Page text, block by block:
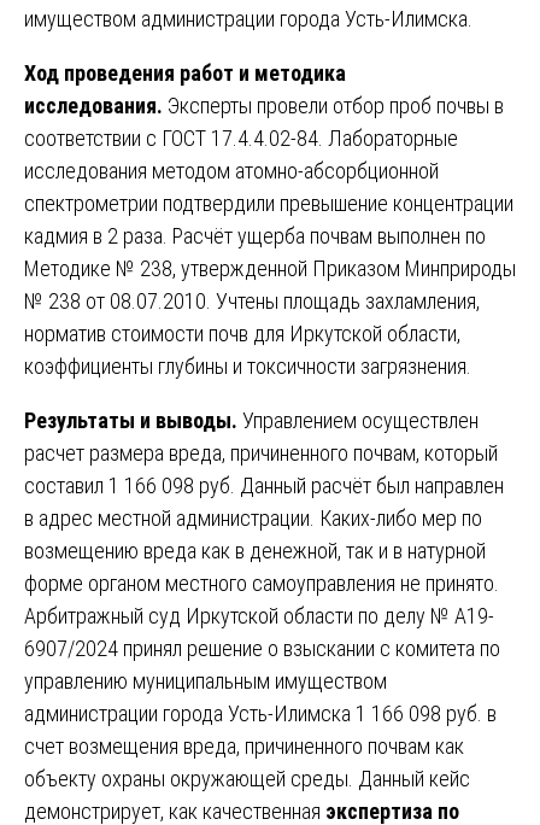
имуществом администрации города Усть-Илимска.
Ход проведения работ и методика
исследования. Эксперты провели отбор проб почвы в
соответствии с ГОСТ 17.4.4.02-84. Лабораторные
исследования методом атомно-абсорбционной
спектрометрии подтвердили превышение концентрации
кадмия в 2 раза. Расчёт ущерба почвам выполнен по
Методике № 238, утвержденной Приказом Минприроды
№ 238 от 08.07.2010. Учтены площадь захламления,
норматив стоимости почв для Иркутской области,
коэффициенты глубины и токсичности загрязнения.
Результаты и выводы. Управлением осуществлен
расчет размера вреда, причиненного почвам, который
составил 1 166 098 руб. Данный расчёт был направлен
в адрес местной администрации. Каких-либо мер по
возмещению вреда как в денежной, так и в натурной
форме органом местного самоуправления не принято.
Арбитражный суд Иркутской области по делу № А19-
6907/2024 принял решение о взыскании с комитета по
управлению муниципальным имуществом
администрации города Усть-Илимска 1 166 098 руб. в
счет возмещения вреда, причиненного почвам как
объекту охраны окружающей среды. Данный кейс
демонстрирует, как качественная экспертиза по